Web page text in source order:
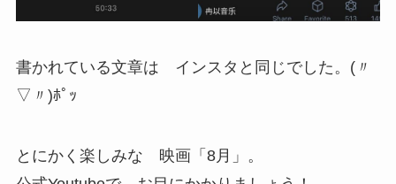
書かれている文章は インスタと同じでした。(〃
▽〃)ﾎﾟｯ
とにかく楽しみな 映画「8月」。